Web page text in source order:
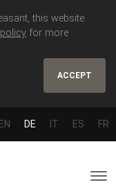
this website
for more
ACCEPT
EN DE IT ES FR